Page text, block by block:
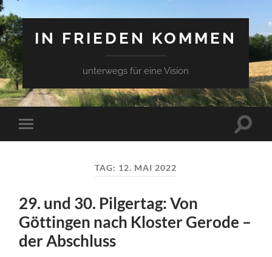
IN FRIEDEN KOMMEN
unterwegs für eine Vision
Mobile-
Menü
TAG: 12. MAI 2022
29. und 30. Pilgertag: Von
Göttingen nach Kloster Gerode –
der Abschluss